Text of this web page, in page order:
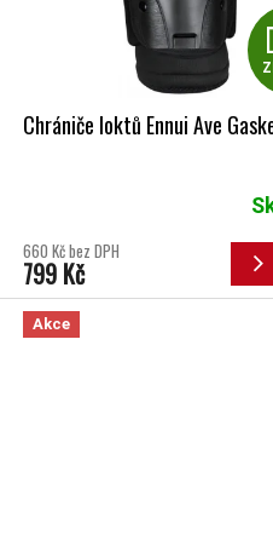
Chrániče loktů Ennui Ave
660 Kč bez DPH
799 Kč
Akce